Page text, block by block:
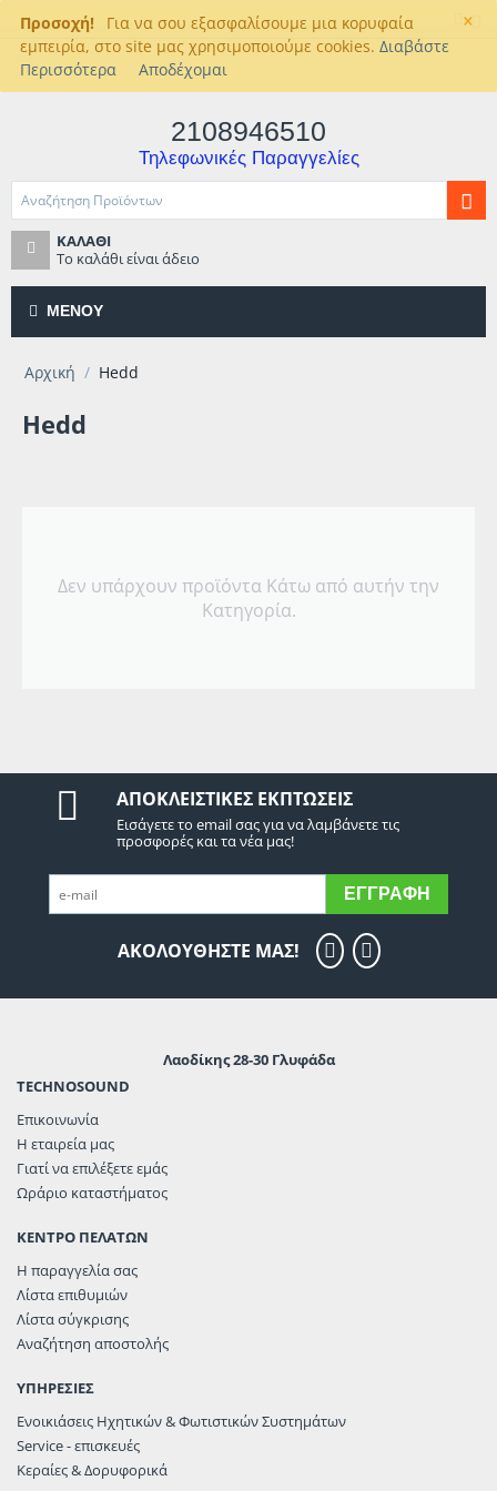
×
Προσοχή!
Για να σου εξασφαλίσουμε μια κορυφαία
εμπειρία, στο site μας χρησιμοποιούμε cookies. Διαβάστε
Περισσότερα
Αποδέχομαι
2108946510
Τηλεφωνικές Παραγγελίες
ΚΑΛΆΘΙ
Το καλάθι είναι άδειο
ΜΕΝΟΎ
Αρχική / Hedd
Hedd
Δεν υπάρχουν προϊόντα Κάτω από αυτήν την
Κατηγορία.
ΑΠΟΚΛΕΙΣΤΙΚΈΣ ΕΚΠΤΏΣΕΙΣ
Εισάγετε το email σας για να λαμβάνετε τις
προσφορές και τα νέα μας!
ΕΓΓΡΑΦΉ
ΑΚΟΛΟΥΘΗΣΤΕ ΜΑΣ!
Λαοδίκης 28-30 Γλυφάδα
TECHNOSOUND
Επικοινωνία
Η εταιρεία μας
Γιατί να επιλέξετε εμάς
Ωράριο καταστήματος
ΚΕΝΤΡΟ ΠΕΛΑΤΩΝ
Η παραγγελία σας
Λίστα επιθυμιών
Λίστα σύγκρισης
Αναζήτηση αποστολής
ΥΠΗΡΕΣΙΕΣ
Ενοικιάσεις Ηχητικών & Φωτιστικών Συστημάτων
Service - επισκευές
Κεραίες & Δορυφορικά